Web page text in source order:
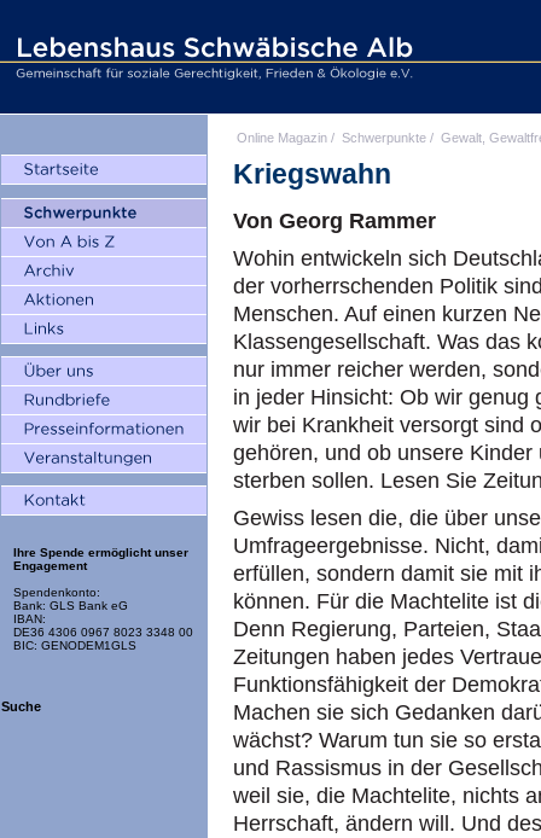
Ihre Spende ermöglicht unser
Engagement
Spendenkonto:
Bank: GLS Bank eG
IBAN:
DE36 4306 0967 8023 3348 00
BIC: GENODEM1GLS
Suche
Online Magazin / Schwerpunkte / Gewalt,
Kriegswahn
Von Georg Rammer
Wohin entwickeln sich
der vorherrschenden Politik
Menschen. Auf einen kurzen
Klassengesellschaft. Was das
nur immer reicher werden,
in jeder Hinsicht: Ob wir genug
wir bei Krankheit versorgt sind
gehören, und ob unsere
sterben sollen. Lesen Sie
Gewiss lesen die, die über
Umfrageergebnisse. Nicht,
erfüllen, sondern damit sie mit
können. Für die Machtelite ist
Denn Regierung, Parteien,
Zeitungen haben jedes
Funktionsfähigkeit der
Machen sie sich Gedanken
wächst? Warum tun sie so
und Rassismus in der
weil sie, die Machtelite, nichts
Herrschaft, ändern will. Und